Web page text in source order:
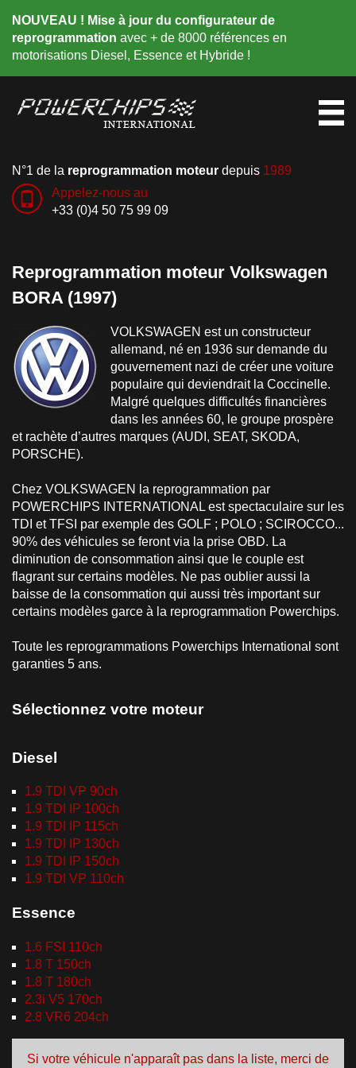
NOUVEAU ! Mise à jour du configurateur de
reprogrammation avec + de 8000 références en
motorisations Diesel, Essence et Hybride !
N°1 de la reprogrammation moteur depuis 1989
Appelez-nous au
+33 (0)4 50 75 99 09
Reprogrammation moteur Volkswagen
BORA (1997)
VOLKSWAGEN est un constructeur
allemand, né en 1936 sur demande du
gouvernement nazi de créer une voiture
populaire qui deviendrait la Coccinelle.
Malgré quelques difficultés financières
dans les années 60, le groupe prospère
et rachète d’autres marques (AUDI, SEAT, SKODA,
PORSCHE).
Chez VOLKSWAGEN la reprogrammation par
POWERCHIPS INTERNATIONAL est spectaculaire sur les
TDI et TFSI par exemple des GOLF ; POLO ; SCIROCCO...
90% des véhicules se feront via la prise OBD. La
diminution de consommation ainsi que le couple est
flagrant sur certains modèles. Ne pas oublier aussi la
baisse de la consommation qui aussi très important sur
certains modèles garce à la reprogrammation Powerchips.
Toute les reprogrammations Powerchips International sont
garanties 5 ans.
Sélectionnez votre moteur
Diesel
1.9 TDI VP 90ch
1.9 TDI IP 100ch
1.9 TDI IP 115ch
1.9 TDI IP 130ch
1.9 TDI IP 150ch
1.9 TDI VP 110ch
Essence
1.6 FSI 110ch
1.8 T 150ch
1.8 T 180ch
2.3i V5 170ch
2.8 VR6 204ch
Si votre véhicule n'apparaît pas dans la liste, merci de